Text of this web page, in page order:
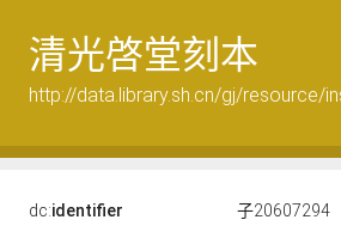
清光啓堂刻本
http://data.library.sh.cn/gj/resource/
dc:identifier 子20607294